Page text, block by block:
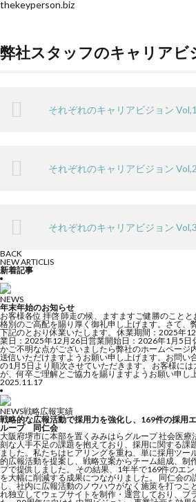
thekeyperson.biz
弊社スタッフのキャリアビ
それぞれのキャリアビジョン Vol,1
それぞれのキャリアビジョン Vol,2
それぞれのキャリアビジョン Vol,3
BACK
NEW ARTICLIS
新着記事
NEWS
年末年始のお知らせ
お客様各位 拝啓 師走の候、ますますご健勝のこと
格別のご高配を賜り厚く御礼申し上げます。さて、
下記のとおり休業いたします。 休業期間：2025年
業日：2025年12月26日営業開始日：2026年1月5日
かご不明な点がございましたら弊社のホームページ
送信いただけますようお願い申し上げます。お問い
の1月5日より順次させていただきます。 お客様に
が、何卒ご理解とご協力を賜りますようお願い申し
2025.11.17
NEWS戦略広報実績
戦略的な広報活動で採用力を強化し、169件の採用
ループ 同仁会
大阪府堺市に本部を置くみみはらグループ 社会医
刻な人手不足の課題を抱えており、採用に関する課
ました。私たちはヒアリングを重ね、単に採用ツー
的広報活動を提案し、戦略立案からチーム組成、制
プで提供しました。 その結果、1年半で169件のエ
を大幅に削減する成果につながりました。 同仁会の
し、社内に広報活動のノウハウがなく施策を打つこ
れ独立してウェブサイトを制作・運営しており、ブ